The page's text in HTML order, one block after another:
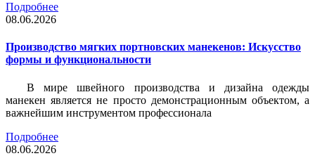
Подробнее
08.06.2026
Производство мягких портновских манекенов: Искусство
формы и функциональности
В мире швейного производства и дизайна одежды
манекен является не просто демонстрационным объектом, а
важнейшим инструментом профессионала
Подробнее
08.06.2026